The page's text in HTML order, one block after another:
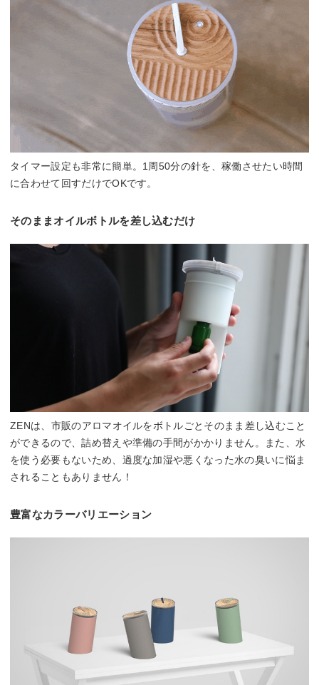
タイマー設定も非常に簡単。1周50分の針を、稼働させたい時間
に合わせて回すだけでOKです。
そのままオイルボトルを差し込むだけ
ZENは、市販のアロマオイルをボトルごとそのまま差し込むこと
ができるので、詰め替えや準備の手間がかかりません。また、水
を使う必要もないため、過度な加湿や悪くなった水の臭いに悩ま
されることもありません！
豊富なカラーバリエーション